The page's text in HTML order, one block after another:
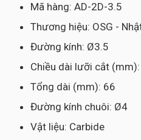
Mã hàng: AD-2D-3.5
Thương hiệu: OSG -
Đường kính: Ø3.5
Chiều dài lưỡi cắt
Tổng dài (mm): 66
Đường kính chuôi: Ø4
Vật liệu: Carbide